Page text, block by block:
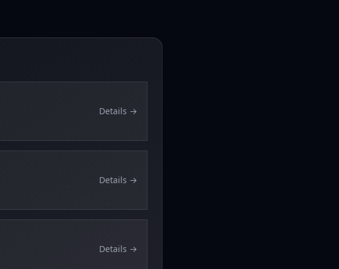
Details →
Details →
Details →